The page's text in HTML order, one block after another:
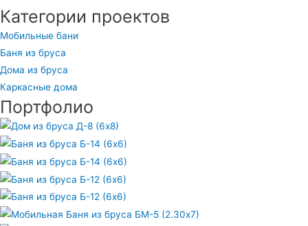
Категории проектов
Мобильные бани
Баня из бруса
Дома из бруса
Каркасные дома
Портфолио